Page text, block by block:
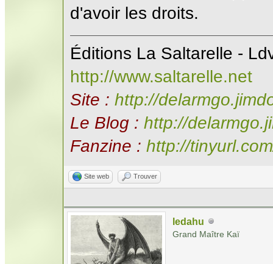
d'avoir les droits.
Éditions La Saltarelle -
http://www.saltarelle.net
Site : http://
Le Blog : http://
Fanzine : http://
Site web Trouver
ledahu
Grand Maître Kaï